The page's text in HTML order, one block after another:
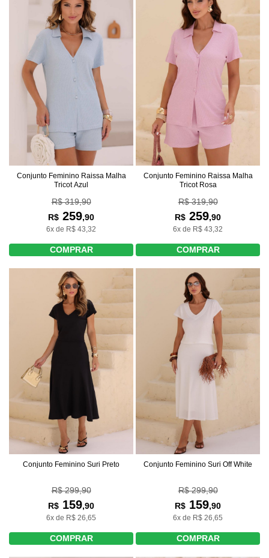
Conjunto Feminino Raissa Malha
Tricot Azul
R$ 319,90
R$ 259,90
6x de R$ 43,32
COMPRAR
Conjunto Feminino Raissa Malha
Tricot Rosa
R$ 319,90
R$ 259,90
6x de R$ 43,32
COMPRAR
Conjunto Feminino Suri Preto
R$ 299,90
R$ 159,90
6x de R$ 26,65
COMPRAR
Conjunto Feminino Suri Off White
R$ 299,90
R$ 159,90
6x de R$ 26,65
COMPRAR